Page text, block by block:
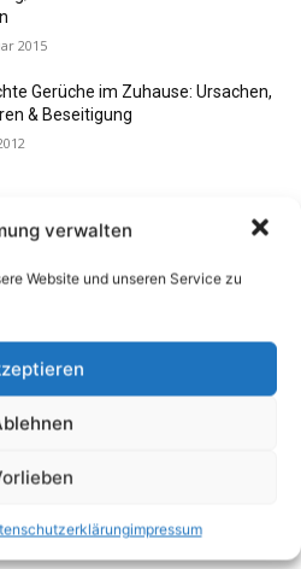
verwalten
Website und unseren Service zu
impressum
2015
Gerüche im Zuhause: Ursachen,
& Beseitigung
Grundbucheinsicht nur bei
Interesse
2016
«Oliven»